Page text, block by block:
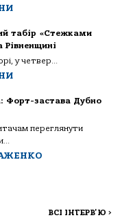
табір «Стежками
Рівненщині
у четвер...
Форт-застава Дубно
переглянути
ВСІ ІНТЕРВ'Ю >